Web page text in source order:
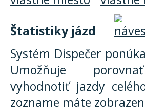
Štatistiky jázd
Systém Dispečer
Umožňuje
vyhodnotiť jazdy
zozname máte